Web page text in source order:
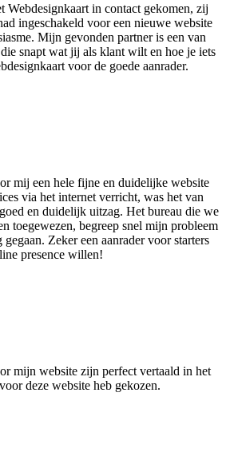
Webdesignkaart in contact gekomen, zij
ingeschakeld voor een nieuwe website
Mijn gevonden partner is een van
snapt wat jij als klant wilt en hoe je iets
voor de goede aanrader.
mij een hele fijne en duidelijke website
via het internet verricht, was het van
en duidelijk uitzag. Het bureau die we
toegewezen, begreep snel mijn probleem
gegaan. Zeker een aanrader voor starters
presence willen!
mijn website zijn perfect vertaald in het
deze website heb gekozen.